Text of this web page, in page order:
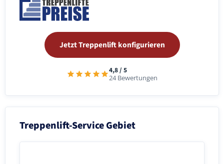
Jetzt Treppenlift konfigurieren
4,8 / 5
24 Bewertungen
Treppenlift-Service Gebiet